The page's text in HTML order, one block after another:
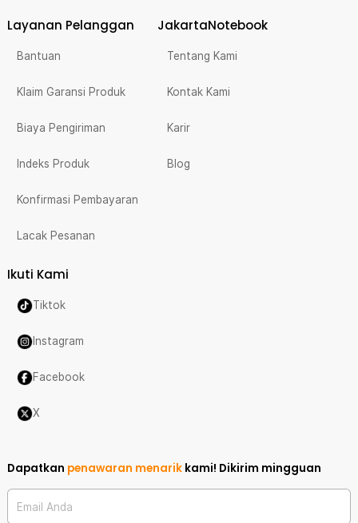
Layanan Pelanggan
Bantuan
Klaim Garansi Produk
Biaya Pengiriman
Indeks Produk
Konfirmasi Pembayaran
Lacak Pesanan
JakartaNotebook
Tentang Kami
Kontak Kami
Karir
Blog
Ikuti Kami
Tiktok
Instagram
Facebook
X
Dapatkan penawaran menarik kami! Dikirim mingguan
Email Anda